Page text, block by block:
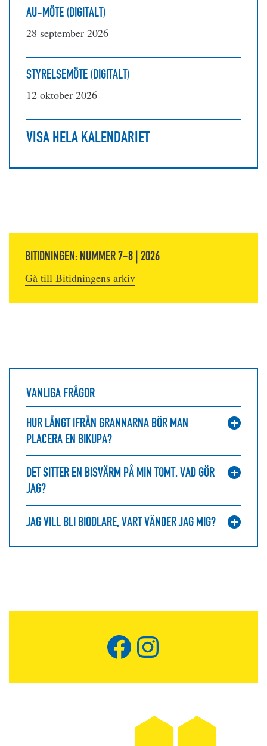
AU-MÖTE (DIGITALT)
28 september 2026
STYRELSEMÖTE (DIGITALT)
12 oktober 2026
VISA HELA KALENDARIET
BITIDNINGEN: NUMMER 7-8 | 2026
Gå till Bitidningens arkiv
VANLIGA FRÅGOR
HUR LÅNGT IFRÅN GRANNARNA BÖR MAN
PLACERA EN BIKUPA?
DET SITTER EN BISVÄRM PÅ MIN TOMT. VAD GÖR
JAG?
JAG VILL BLI BIODLARE, VART VÄNDER JAG MIG?
Facebook
Instagram